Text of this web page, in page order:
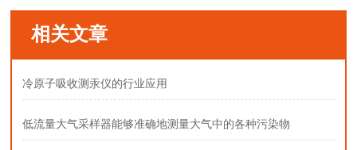
相关文章
冷原子吸收测汞仪的行业应用
低流量大气采样器能够准确地测量大气中的各种污染物